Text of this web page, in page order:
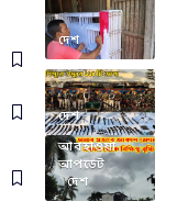
দেশ
দেশ
আবহাওয়া
আপডেট
দেশ